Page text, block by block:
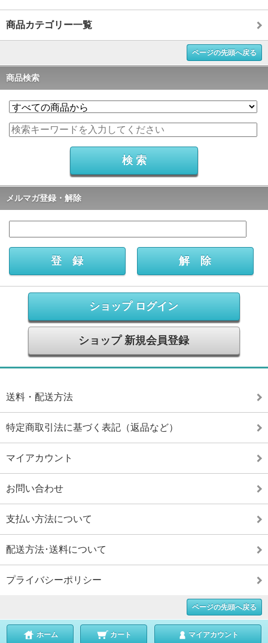
商品カテゴリー一覧
ページの先頭へ戻る
商品検索
メルマガ登録・解除
ショップ ログイン
ショップ 新規会員登録
送料・配送方法
特定商取引法に基づく表記（返品など）
マイアカウント
お問い合わせ
支払い方法について
配送方法･送料について
プライバシーポリシー
ページの先頭へ戻る
ホーム カート マイアカウント